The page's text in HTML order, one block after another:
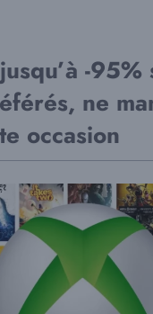
-95%
ne
occasion